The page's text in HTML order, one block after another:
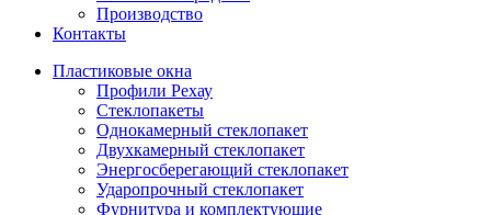
Производство
Контакты
Пластиковые окна
Профили Рехау
Стеклопакеты
Однокамерный стеклопакет
Двухкамерный стеклопакет
Энергосберегающий стеклопакет
Ударопрочный стеклопакет
Фурнитура и комплектующие